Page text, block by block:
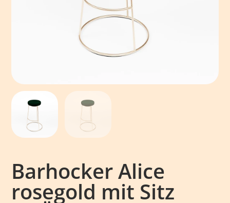
Barhocker Alice
rosegold mit Sitz